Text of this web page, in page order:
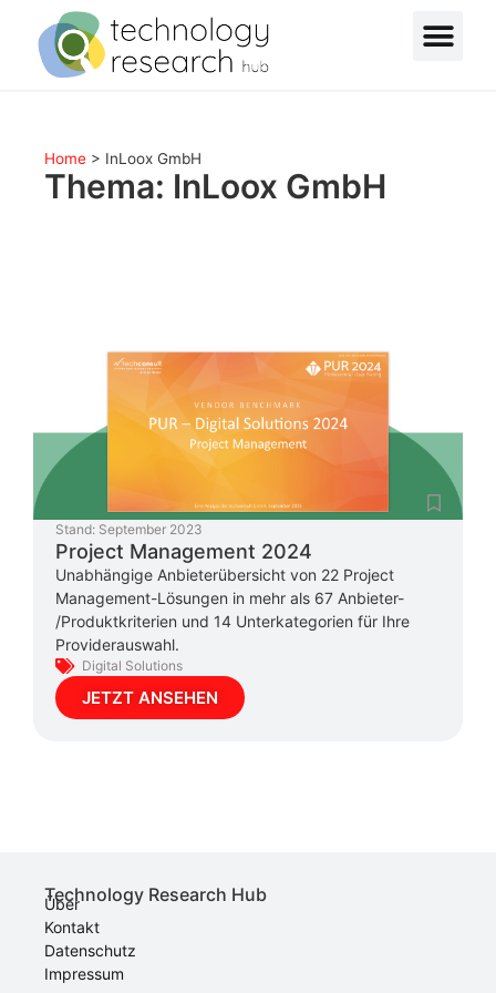
Home > InLoox GmbH
Thema: InLoox GmbH
Stand: September 2023
Project Management 2024
Unabhängige Anbieterübersicht von 22 Project
Management-Lösungen in mehr als 67 Anbieter-
/Produktkriterien und 14 Unterkategorien für Ihre
Providerauswahl.
Digital Solutions
JETZT ANSEHEN
Technology Research Hub
Über
Kontakt
Datenschutz
Impressum